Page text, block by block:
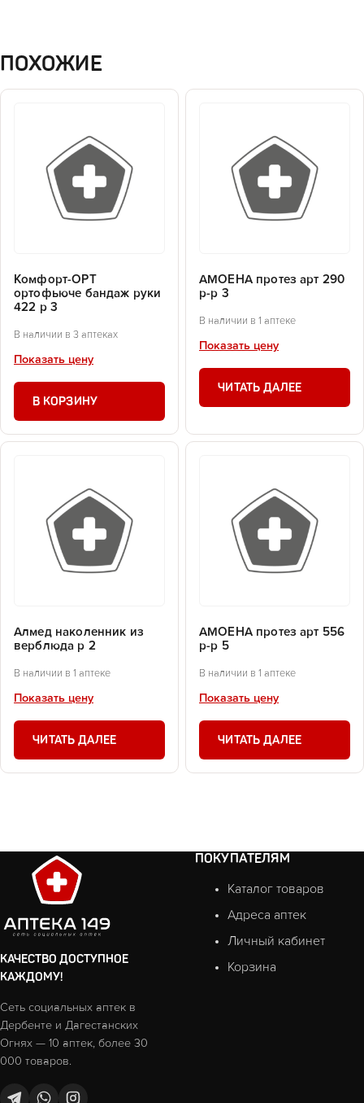
ПОХОЖИЕ
Комфорт-ОРТ
ортофьюче бандаж руки
422 р 3
В наличии в 3 аптеках
Показать цену
В КОРЗИНУ
АМОЕНА протез арт 290
р-р 3
В наличии в 1 аптеке
Показать цену
ЧИТАТЬ ДАЛЕЕ
Алмед наколенник из
верблюда р 2
В наличии в 1 аптеке
Показать цену
ЧИТАТЬ ДАЛЕЕ
АМОЕНА протез арт 556
р-р 5
В наличии в 1 аптеке
Показать цену
ЧИТАТЬ ДАЛЕЕ
КАЧЕСТВО ДОСТУПНОЕ
КАЖДОМУ!
Сеть социальных аптек в
Дербенте и Дагестанских
Огнях — 10 аптек, более 30
000 товаров.
ПОКУПАТЕЛЯМ
Каталог товаров
Адреса аптек
Личный кабинет
Корзина